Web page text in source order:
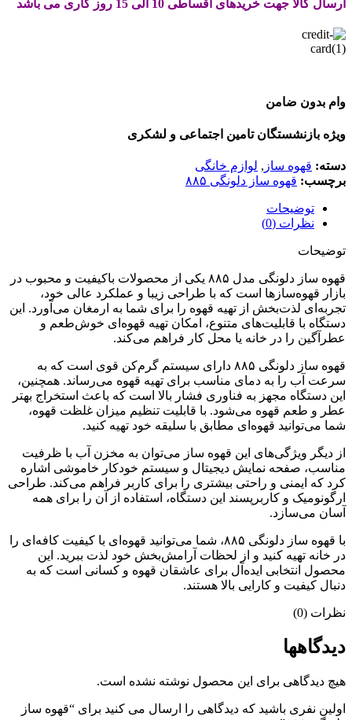
ارسال کالا جهت خریدهای اقساطی 10 الی 15 روز کاری می باشد
وام بدون ضامن
ویژه بازنشستگان تامین اجتماعی و لشکری
دسته: قهوه ساز , لوازم خانگی
برچسب: قهوه ساز دلونگی ۸۸۵
توضیحات
نظرات (0)
توضیحات
قهوه ساز دلونگی مدل ۸۸۵ یکی از محصولات باکیفیت و محبوب در
بازار قهوه‌سازها است که با طراحی زیبا و عملکرد عالی خود،
تجربه‌ای لذت‌بخش از تهیه قهوه را برای شما به ارمغان می‌آورد. این
دستگاه با قابلیت‌های متنوع، امکان تهیه قهوه‌ای خوش‌طعم و
عطرآگین را در خانه یا محل کار فراهم می‌کند.
قهوه ساز دلونگی ۸۸۵ دارای سیستم گرم‌کن قوی است که به
سرعت آب را به دمای مناسب برای تهیه قهوه می‌رساند. همچنین،
این دستگاه مجهز به فناوری فشار بالا است که باعث استخراج بهتر
عطر و طعم قهوه می‌شود. با قابلیت تنظیم میزان غلظت قهوه،
شما می‌توانید قهوه‌ای مطابق با سلیقه خود تهیه کنید.
از دیگر ویژگی‌های این قهوه ساز می‌توان به مخزن آب با ظرفیت
مناسب، صفحه نمایش دیجیتال و سیستم خودکار خاموشی اشاره
کرد که ایمنی و راحتی بیشتری را برای کاربر فراهم می‌کند. طراحی
ارگونومیک و کاربرپسند این دستگاه، استفاده از آن را برای همه
آسان می‌سازد.
با قهوه ساز دلونگی ۸۸۵، شما می‌توانید قهوه‌ای با کیفیت کافه‌ای را
در خانه تهیه کنید و از لحظات آرامش‌بخش خود لذت ببرید. این
محصول انتخابی ایده‌آل برای عاشقان قهوه و کسانی است که به
دنبال کیفیت و کارایی بالا هستند.
نظرات (0)
دیدگاهها
هیچ دیدگاهی برای این محصول نوشته نشده است.
اولین نفری باشید که دیدگاهی را ارسال می کنید برای “قهوه ساز